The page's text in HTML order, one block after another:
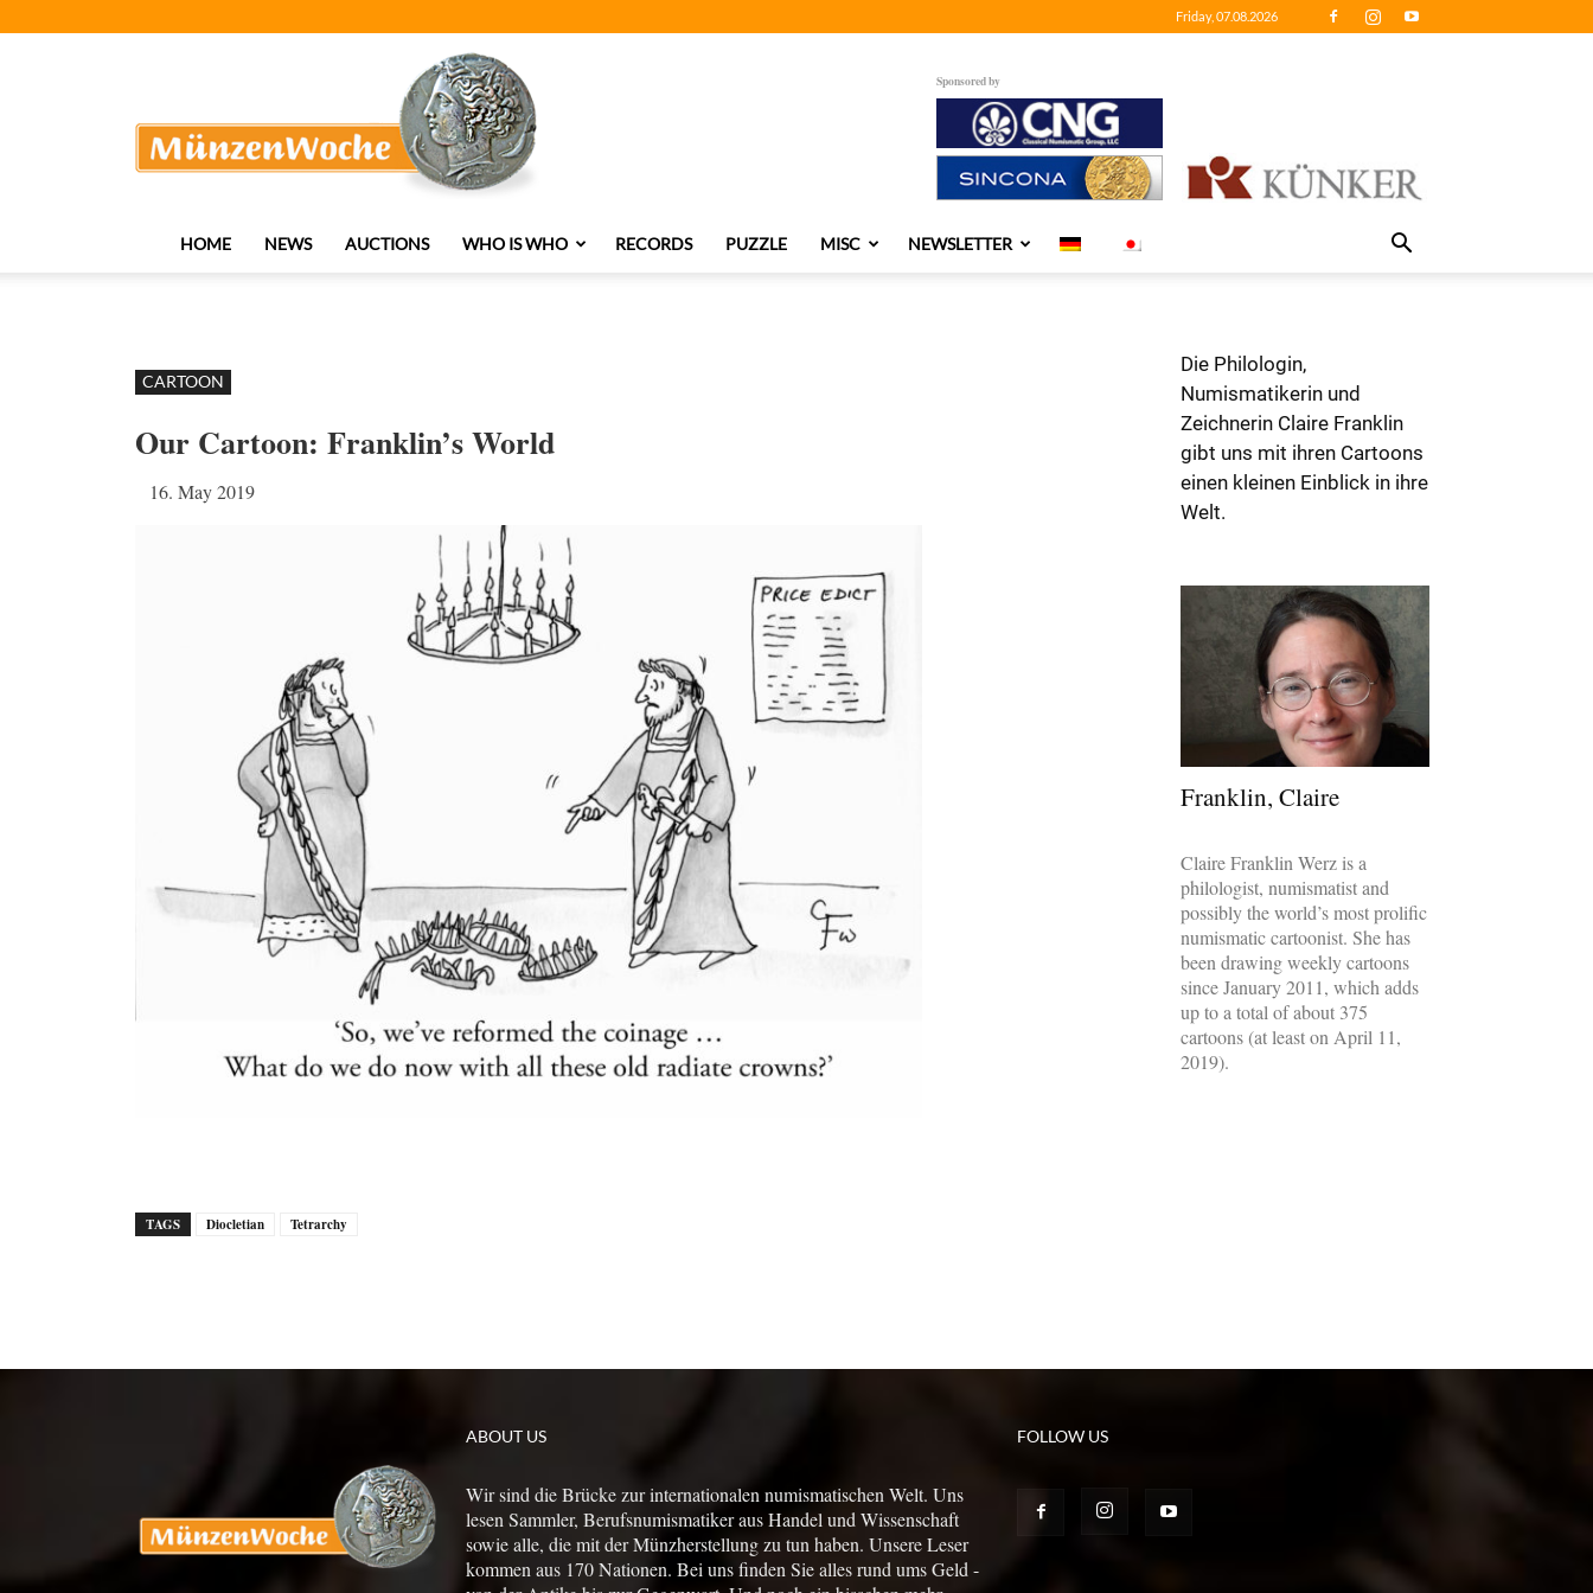
Friday, 07.08.2026
Sponsored by
HOME NEWS AUCTIONS WHO IS WHO RECORDS PUZZLE MISC NEWSLETTER
CARTOON
Our Cartoon: Franklin’s World
16. May 2019
TAGS Diocletian Tetrarchy
Die Philologin,
Numismatikerin und
Zeichnerin Claire Franklin
gibt uns mit ihren Cartoons
einen kleinen Einblick in ihre
Welt.
Franklin, Claire
Claire Franklin Werz is a
philologist, numismatist and
possibly the world’s most prolific
numismatic cartoonist. She has
been drawing weekly cartoons
since January 2011, which adds
up to a total of about 375
cartoons (at least on April 11,
2019).
ABOUT US
Wir sind die Brücke zur internationalen numismatischen Welt. Uns
lesen Sammler, Berufsnumismatiker aus Handel und Wissenschaft
sowie alle, die mit der Münzherstellung zu tun haben. Unsere Leser
kommen aus 170 Nationen. Bei uns finden Sie alles rund ums Geld -
FOLLOW US